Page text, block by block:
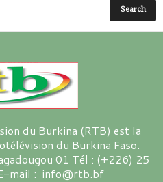
du Burkina (RTB) est la
du Burkina Faso.
01 Tél : (+226) 25
mail : info@rtb.bf